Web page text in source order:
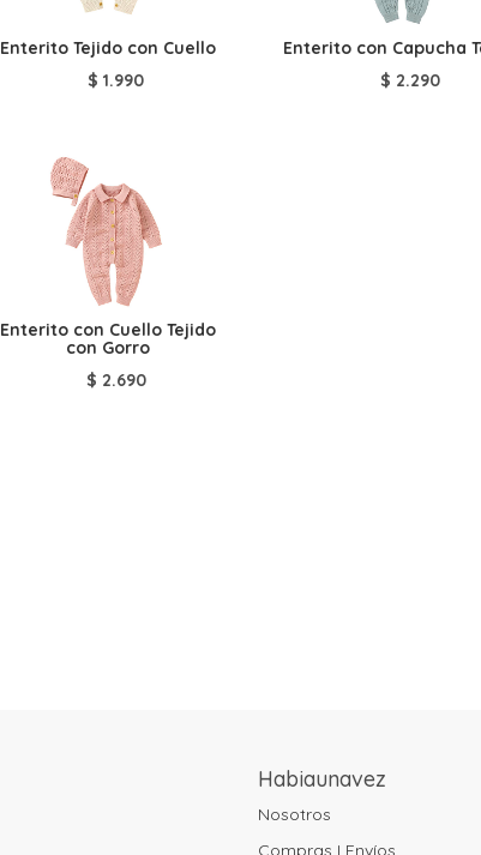
Enterito Tejido con Cuello
$1.990
Enterito con Capucha
$ 2.290
Enterito con Cuello Tejido
con Gorro
$ 2.690
Habiaunavez
Nosotros
Compras I Envíos